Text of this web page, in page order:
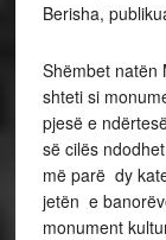
Berisha,
Shëmbet natën
shteti si
pjesë e
së cilës
më parë dy
jetën e
monument